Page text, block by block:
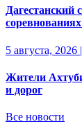
Дагестанский
5 августа, 2026 |
Жители
и дорог
Все новости